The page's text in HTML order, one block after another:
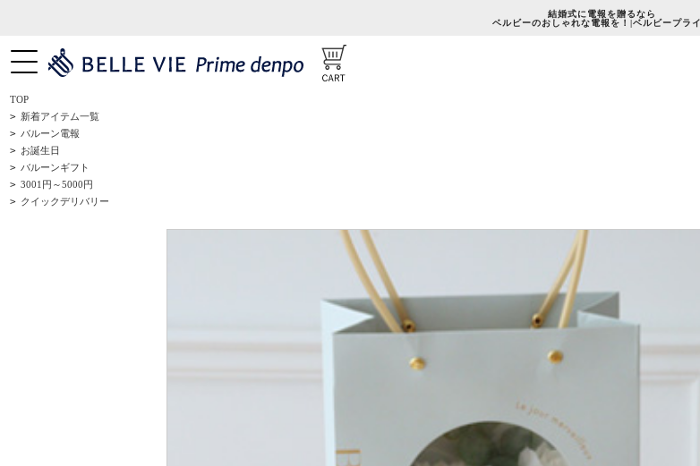
結婚式に電報を贈るなら
ベルビーのおしゃれな電報を！|ベルビープラ
TOP
> 新着アイテム一覧
> バルーン電報
> お誕生日
> バルーンギフト
> 3001円～5000円
> クイックデリバリー